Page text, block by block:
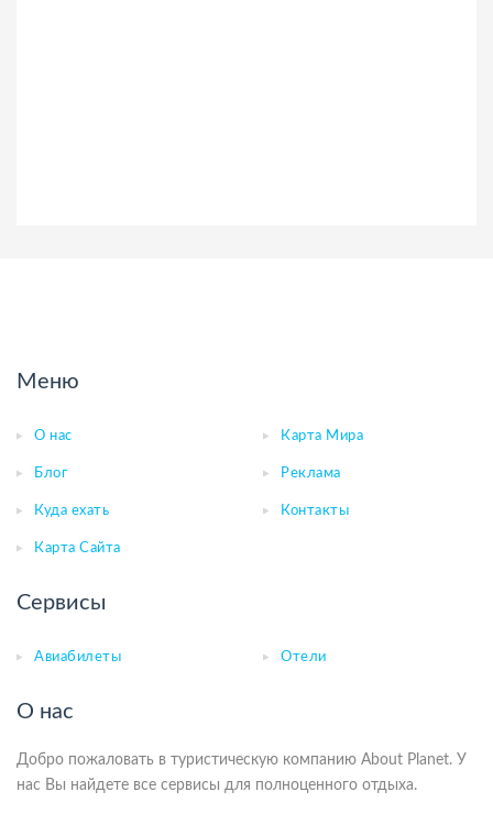
Меню
О нас Карта Мира
Блог Реклама
Куда ехать Контакты
Карта Сайта
Сервисы
Авиабилеты Отели
О нас
Добро пожаловать в туристическую компанию About Planet. У
нас Вы найдете все сервисы для полноценного отдыха.